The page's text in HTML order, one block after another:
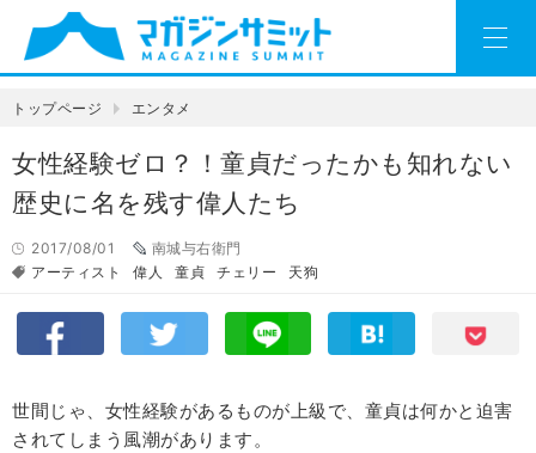
トップページ エンタメ
女性経験ゼロ？！童貞だったかも知れない
歴史に名を残す偉人たち
2017/08/01
南城与右衛門
アーティスト
偉人 童貞 チェリー 天狗
世間じゃ、女性経験があるものが上級で、童貞は何かと迫害
されてしまう風潮があります。